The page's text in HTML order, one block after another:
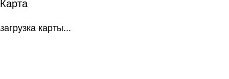
Карта
загрузка карты...